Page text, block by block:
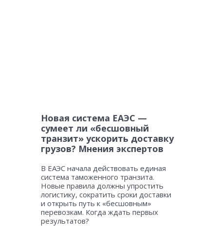
Новая система ЕАЭС —
сумеет ли «бесшовный
транзит» ускорить доставку
грузов? Мнения экспертов
В ЕАЭС начала действовать единая
система таможенного транзита.
Новые правила должны упростить
логистику, сократить сроки доставки
и открыть путь к «бесшовным»
перевозкам. Когда ждать первых
результатов?